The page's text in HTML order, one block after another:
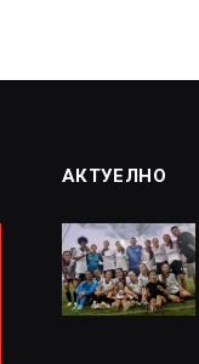
АКТУЕЛНО